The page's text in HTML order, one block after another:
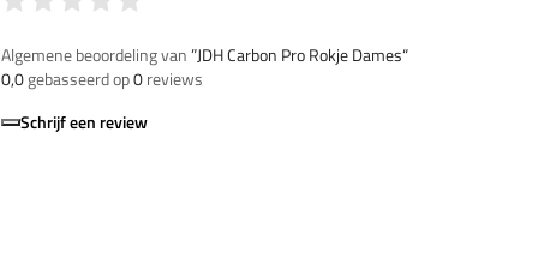
Algemene beoordeling van”JDH Carbon Pro Rokje Dames“
0,0gebasseerd op0reviews
Schrijf een review